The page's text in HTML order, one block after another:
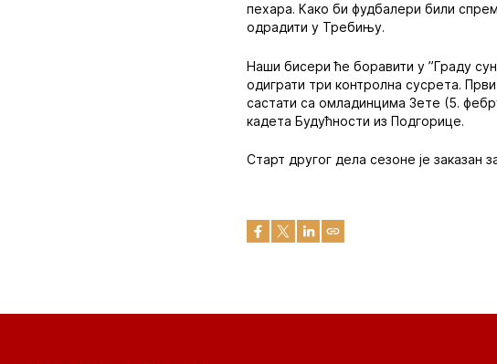
пехара. Како би фудбалери били
одрадити у Требињу.
Наши бисери ће боравити у ”Граду
одиграти три контролна сусрета.
састати са омладинцима Зете (5.
кадета Будућности из Подгорице.
Старт другог дела сезоне је заказан